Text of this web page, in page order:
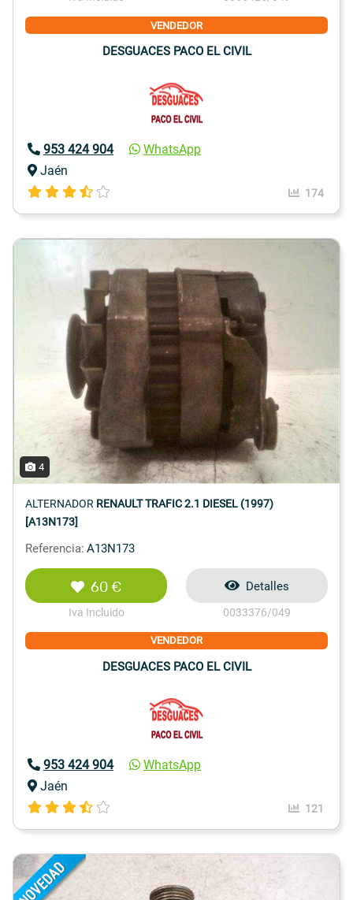
VENDEDOR
DESGUACES PACO EL CIVIL
953 424 904
WhatsApp
Jaén
174
4
ALTERNADOR RENAULT TRAFIC 2.1 DIESEL (1997)
[A13N173]
Referencia: A13N173
60 €
Iva Incluido
Detalles
0033376/049
VENDEDOR
DESGUACES PACO EL CIVIL
953 424 904
WhatsApp
Jaén
121